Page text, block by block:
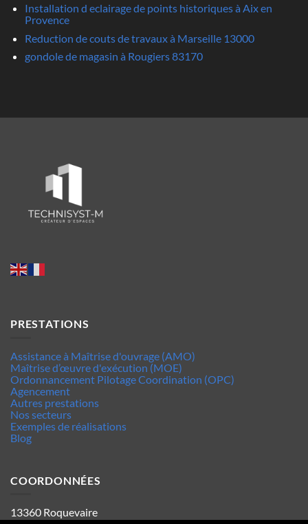
Installation d eclairage de points historiques à Aix en
Provence
Reduction de couts de travaux à Marseille 13000
gondole de magasin à Rougiers 83170
PRESTATIONS
Assistance à Maîtrise d'ouvrage (AMO)
Maîtrise d’œuvre d'exécution (MOE)
Ordonnancement Pilotage Coordination (OPC)
Agencement
Autres prestations
Nos secteurs
Exemples de réalisations
Blog
COORDONNÉES
13360 Roquevaire